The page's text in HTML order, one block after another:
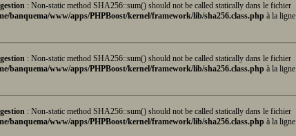
: Non-static method SHA256::sum() should not be called statically dans le fichier
banquema/www/apps/PHPBoost/kernel/framework/lib/sha256.class.php à la ligne
: Non-static method SHA256::sum() should not be called statically dans le fichier
banquema/www/apps/PHPBoost/kernel/framework/lib/sha256.class.php à la ligne
: Non-static method SHA256::sum() should not be called statically dans le fichier
banquema/www/apps/PHPBoost/kernel/framework/lib/sha256.class.php à la ligne